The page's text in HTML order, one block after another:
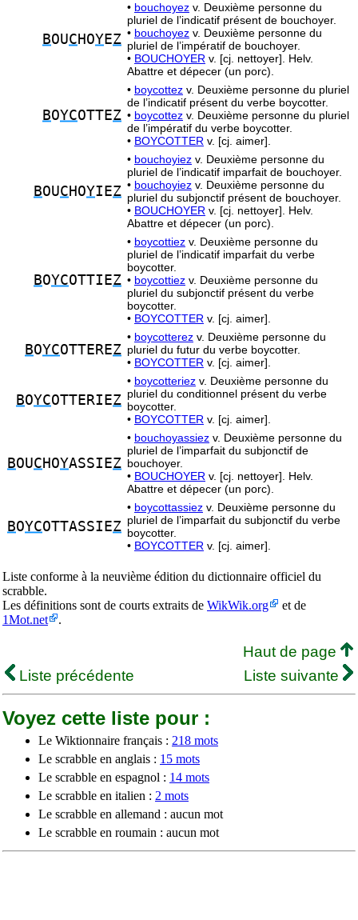
BOUC HOYEZ
• bouchoyez v. Deuxième personne du
pluriel de l’indicatif présent de bouchoyer.
• bouchoyez v. Deuxième personne du
pluriel de l’impératif de bouchoyer.
• BOUCHOYER v. [cj. nettoyer]. Helv.
Abattre et dépecer (un porc).
BOYCOTTEZ
• boycottez v. Deuxième personne du pluriel
de l’indicatif présent du verbe boycotter.
• boycottez v. Deuxième personne du pluriel
de l’impératif du verbe boycotter.
• BOYCOTTER v. [cj. aimer].
BOUC HOYIEZ
• bouchoyiez v. Deuxième personne du
pluriel de l’indicatif imparfait de bouchoyer.
• bouchoyiez v. Deuxième personne du
pluriel du subjonctif présent de bouchoyer.
• BOUCHOYER v. [cj. nettoyer]. Helv.
Abattre et dépecer (un porc).
BOYCOTTIEZ
• boycottiez v. Deuxième personne du
pluriel de l’indicatif imparfait du verbe
boycotter.
• boycottiez v. Deuxième personne du
pluriel du subjonctif présent du verbe
boycotter.
• BOYCOTTER v. [cj. aimer].
BOYCOTTEREZ
• boycotterez v. Deuxième personne du
pluriel du futur du verbe boycotter.
• BOYCOTTER v. [cj. aimer].
BOYCOTTERIEZ
• boycotteriez v. Deuxième personne du
pluriel du conditionnel présent du verbe
boycotter.
• BOYCOTTER v. [cj. aimer].
BOUC HOYASSIEZ
• bouchoyassiez v. Deuxième personne du
pluriel de l’imparfait du subjonctif de
bouchoyer.
• BOUCHOYER v. [cj. nettoyer]. Helv.
Abattre et dépecer (un porc).
BOYCOTTASSIEZ
• boycottassiez v. Deuxième personne du
pluriel de l’imparfait du subjonctif du verbe
boycotter.
• BOYCOTTER v. [cj. aimer].
Liste conforme à la neuvième édition du dictionnaire officiel du
scrabble.
Les définitions sont de courts extraits de WikWik.org
et de
1Mot.net
.
Haut de page
Liste précédente
Liste suivante
Voyez cette liste pour :
Le Wiktionnaire français : 218 mots
Le scrabble en anglais : 15 mots
Le scrabble en espagnol : 14 mots
Le scrabble en italien : 2 mots
Le scrabble en allemand : aucun mot
Le scrabble en roumain : aucun mot